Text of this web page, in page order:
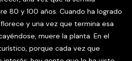
80 y 100 años. Cuando ha logrado
y una vez que termina esa
muere la planta. En el
porque cada vez que